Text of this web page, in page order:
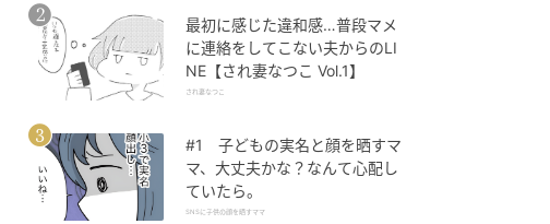
最初に感じた違和感…普段マメ
に連絡をしてこない夫からのLI
NE【され妻なつこ Vol.1】
され妻なつこ
#1 子どもの実名と顔を晒すマ
マ、大丈夫かな？なんて心配し
ていたら。
SNSに子供の顔を晒すママ